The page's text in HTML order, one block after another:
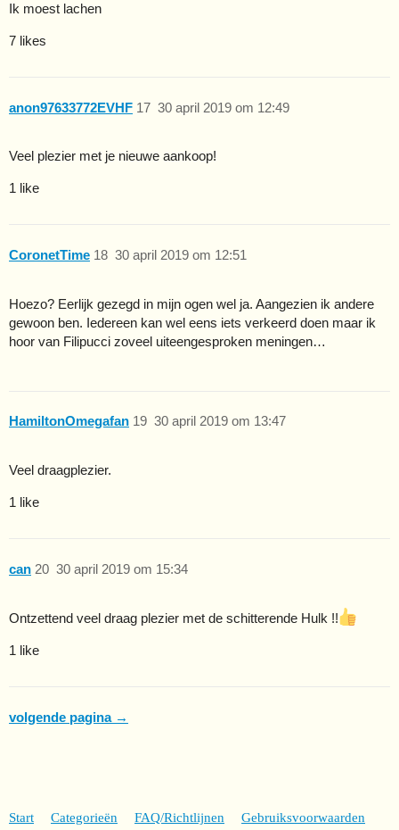
Ik moest lachen
7 likes
anon97633772EVHF 30 april 2019 om 12:49
17
Veel plezier met je nieuwe aankoop!
1 like
CoronetTime 30 april 2019 om 12:51
18
Hoezo? Eerlijk gezegd in mijn ogen wel ja. Aangezien ik andere
gewoon ben. Iedereen kan wel eens iets verkeerd doen maar ik
hoor van Filipucci zoveel uiteengesproken meningen…
HamiltonOmegafan 30 april 2019 om 13:47
19
Veel draagplezier.
1 like
can 30 april 2019 om 15:34
20
Ontzettend veel draag plezier met de schitterende Hulk !!
1 like
volgende pagina →
Start Categorieën FAQ/Richtlijnen Gebruiksvoorwaarden